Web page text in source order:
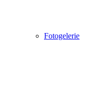
Fotogelerie